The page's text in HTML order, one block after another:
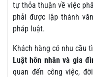
tự thỏa thuận về việc
phải được lập thành
pháp luật.
Khách hàng có nhu cầu
Luật hôn nhân và gia
quan đến công việc,